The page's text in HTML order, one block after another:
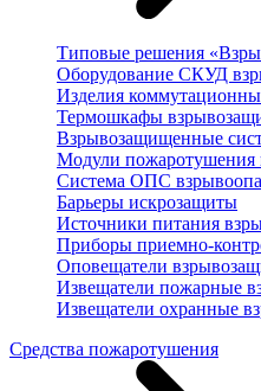
Типовые решения
Оборудование СКУД
Изделия
Термошкафы
Взрывозащищенные
Модули
Система ОПС
Барьеры искрозащиты
Источники питания
Приборы приемно-
Оповещатели
Извещатели пожарные
Извещатели охранные
Средства пожаротушения